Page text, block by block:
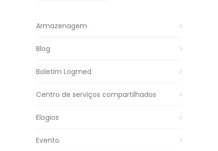
Armazenagem
Blog
Boletim Logmed
Centro de serviços compartilhados
Elogios
Evento